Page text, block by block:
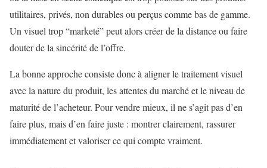
utilitaires, privés, non durables ou perçus comme bas de gamme.
Un visuel trop “marketé” peut alors créer de la distance ou faire
douter de la sincérité de l’offre.
La bonne approche consiste donc à aligner le traitement visuel
avec la nature du produit, les attentes du marché et le niveau de
maturité de l’acheteur. Pour vendre mieux, il ne s’agit pas d’en
faire plus, mais d’en faire juste : montrer clairement, rassurer
immédiatement et valoriser ce qui compte vraiment.